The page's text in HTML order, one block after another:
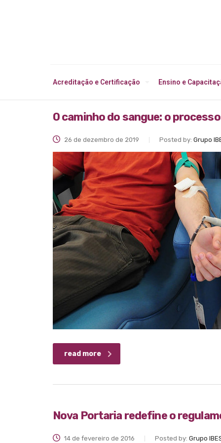
Acreditação e Certificação Ensino e
O caminho do sangue: o
26 de dezembro de 2019 Posted by: Grupo
read more
Nova Portaria redefine o
14 de fevereiro de 2016 Posted by: Grupo